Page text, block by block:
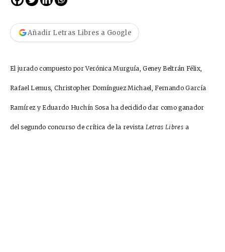
Añadir Letras Libres a Google
El jurado compuesto por Verónica Murguía, Geney Beltrán Félix,
Rafael Lemus, Christopher Domínguez Michael, Fernando García
Ramírez y Eduardo Huchín Sosa ha decidido dar como ganador
del segundo concurso de crítica de la revista Letras Libres a